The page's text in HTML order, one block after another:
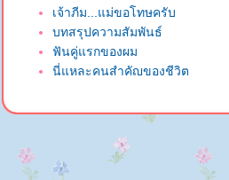
เจ้าภีม...แม่ขอโทษครับ
บทสรุปความสัมพันธ์
ฟันคู่แรกของผม
นี่แหละคนสำคัญของชีวิต
ของลูก"
ลูกจะลืมหน้าแม่ไหมเนี่ย...
มีลูกหมาอายุ 6 เดือนก่า มาให้